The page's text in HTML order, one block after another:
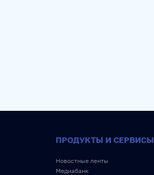
ПРОДУКТЫ И СЕРВИСЫ
Новостные ленты
Медиабанк